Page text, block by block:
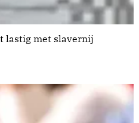
lastig met slavernij